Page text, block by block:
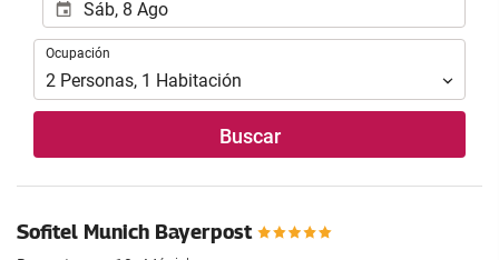
Ocupación
Ocupación
2 Personas, 1 Habitación
Buscar
Sofitel Munich Bayerpost